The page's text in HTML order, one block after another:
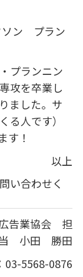
ソン プラン
プランニン
攻を卒業し
ました。サ
る人です）
す！
以上
い合わせく
告業協会 担
小田 勝田
03-5568-0876